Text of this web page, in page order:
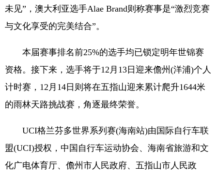
未见”，澳大利亚选手Alae Brand则称赛事是“激烈竞赛
与文化享受的完美结合”。
本届赛事排名前25%的选手均已锁定明年世锦赛
资格。接下来，选手将于12月13日迎来儋州(洋浦)个人
计时赛，12月14日则将在五指山迎来累计爬升1644米
的雨林天路挑战赛，角逐最终荣誉。
UCI格兰芬多世界系列赛(海南站)由国际自行车联
盟(UCI)授权，中国自行车运动协会、海南省旅游和文
化广电体育厅、儋州市人民政府、五指山市人民政